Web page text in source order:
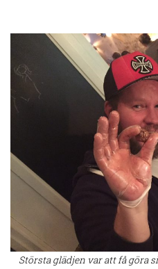
Största glädjen var att få göra